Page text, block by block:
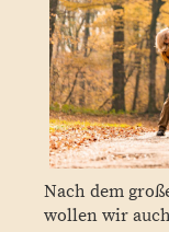
Nach dem
wollen wir